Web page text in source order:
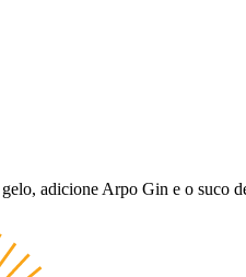
adicione Arpo Gin e o suco